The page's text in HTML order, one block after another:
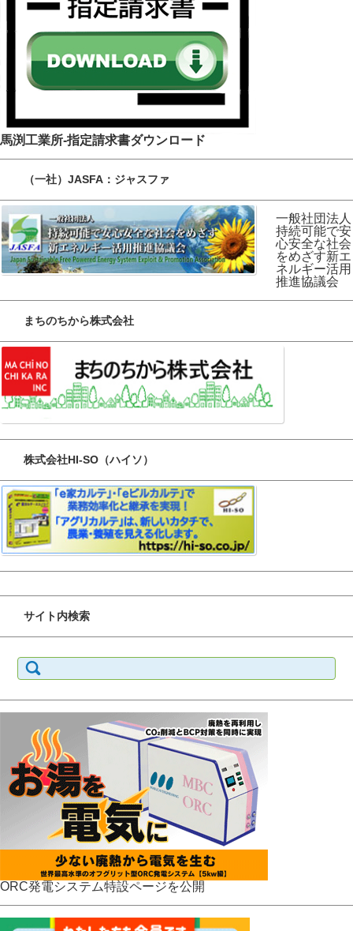
馬渕工業所-指定請求書ダウンロード
（一社）JASFA：ジャスファ
一般社団法人
持続可能で安
心安全な社会
をめざす新エ
ネルギー活用
推進協議会
まちのちから株式会社
株式会社HI-SO（ハイソ）
サイト内検索
検
索:
ORC発電システム特設ページを公開